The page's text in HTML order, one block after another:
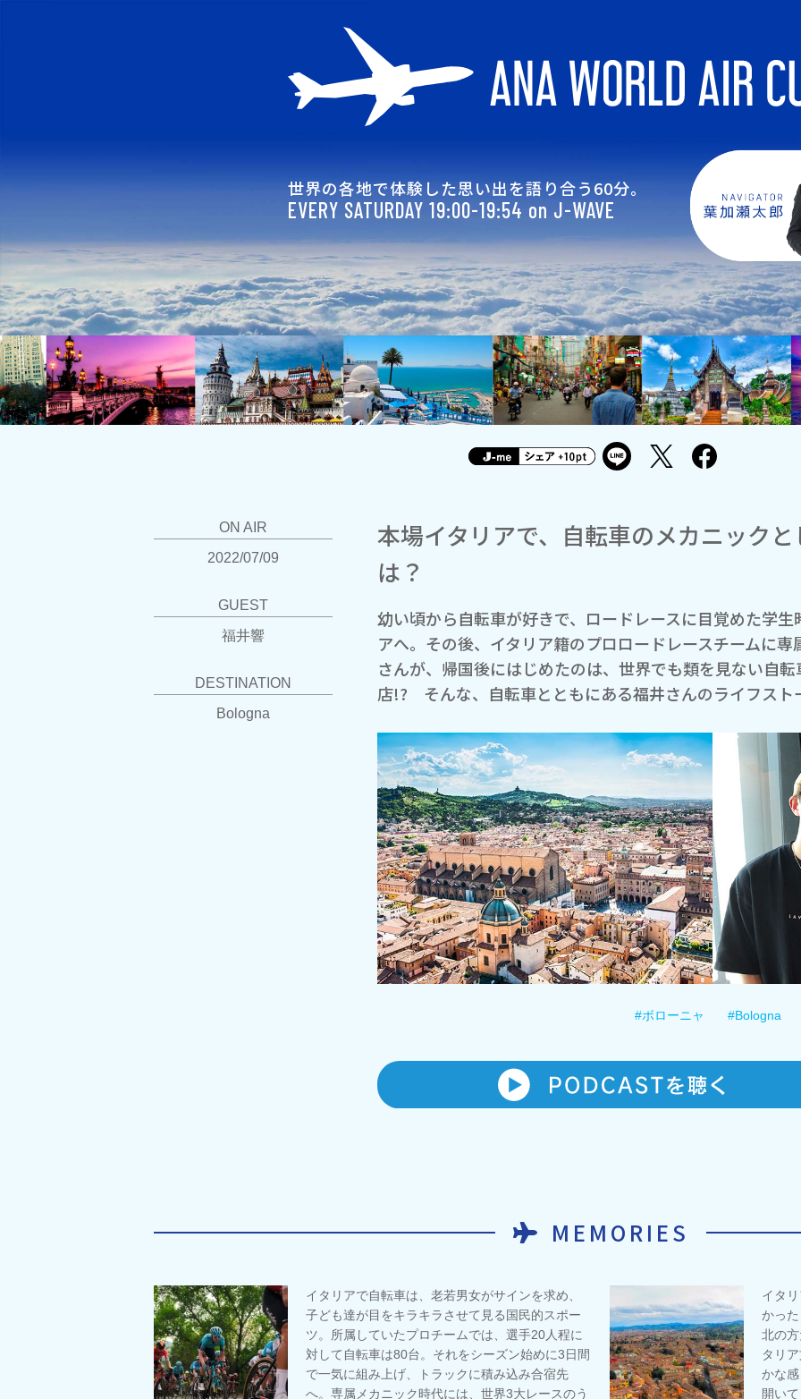
世界の各地で体験した思い出を語り合う60分。
EVERY SATURDAY 19:00-19:54 on J-WAVE
ON AIR
2022/07/09
GUEST
福井響
DESTINATION
Bologna
本場イタリアで、自転車のメカニック
は？
幼い頃から自転車が好きで、ロードレースに目覚めた学
アへ。その後、イタリア籍のプロロードレースチームに
さんが、帰国後にはじめたのは、世界でも類を見ない自
店!? そんな、自転車とともにある福井さんのライフスト
#ボローニャ #Bologna
MEMORIES
イタリアで自転車は、老若男女がサインを求め、
子ども達が目をキラキラさせて見る国民的スポー
ツ。所属していたプロチームでは、選手20人程に
対して自転車は80台。それをシーズン始めに3日間
で一気に組み上げ、トラックに積み込み合宿先
へ。専属メカニック時代には、世界3大レースのう
イタ
かっ
北の
タリ
かな
開い